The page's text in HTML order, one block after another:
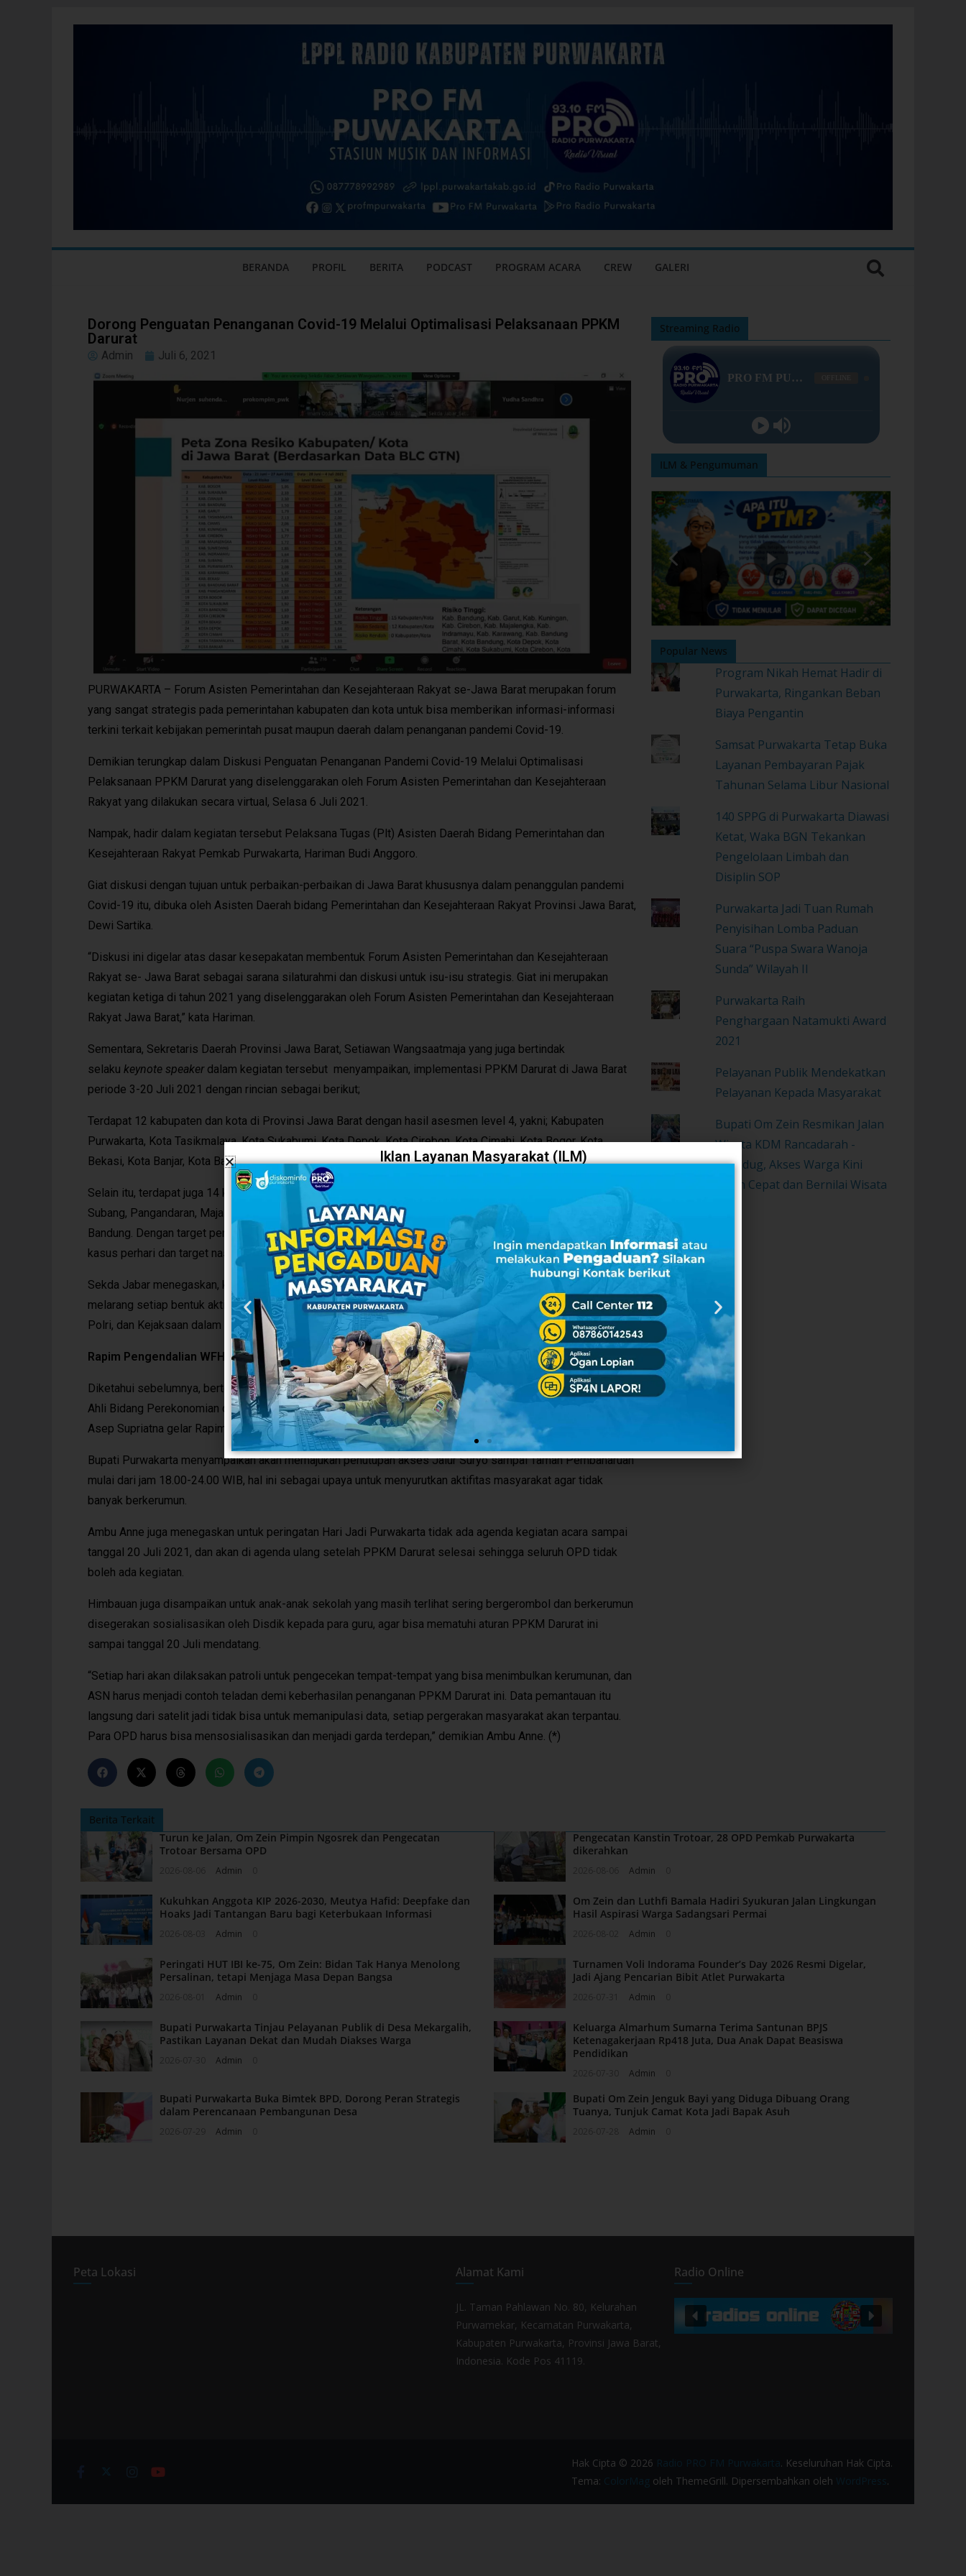
BERANDA PROFIL BERITA PODCAST PROGRAM ACARA CREW GALERI
Dorong Penguatan Penanganan Covid-19 Melalui Optimalisasi Pelaksanaan PPKM
Darurat
Admin Juli 6, 2021
PURWAKARTA – Forum Asisten Pemerintahan dan Kesejahteraan Rakyat se-Jawa Barat merupakan forum
yang sangat strategis pada pemerintahan kabupaten dan kota untuk bisa memberikan informasi-informasi
terkini terkait kebijakan pemerintah pusat maupun daerah dalam penanganan pandemi Covid-19.
Demikian terungkap dalam Diskusi Penguatan Penanganan Pandemi Covid-19 Melalui Optimalisasi
Pelaksanaan PPKM Darurat yang diselenggarakan oleh Forum Asisten Pemerintahan dan Kesejahteraan
Rakyat yang dilakukan secara virtual, Selasa 6 Juli 2021.
Nampak, hadir dalam kegiatan tersebut Pelaksana Tugas (Plt) Asisten Daerah Bidang Pemerintahan dan
Kesejahteraan Rakyat Pemkab Purwakarta, Hariman Budi Anggoro.
Giat diskusi dengan tujuan untuk perbaikan-perbaikan di Jawa Barat khususnya dalam penanggulan pandemi
Covid-19 itu, dibuka oleh Asisten Daerah bidang Pemerintahan dan Kesejahteraan Rakyat Provinsi Jawa Barat,
Dewi Sartika.
“Diskusi ini digelar atas dasar kesepakatan membentuk Forum Asisten Pemerintahan dan Kesejahteraan
Rakyat se- Jawa Barat sebagai sarana silaturahmi dan diskusi untuk isu-isu strategis. Giat ini merupakan
kegiatan ketiga di tahun 2021 yang diselenggarakan oleh Forum Asisten Pemerintahan dan Kesejahteraan
Rakyat Jawa Barat,” kata Hariman.
Sementara, Sekretaris Daerah Provinsi Jawa Barat, Setiawan Wangsaatmaja yang juga bertindak
selaku keynote speakerdalam kegiatan tersebut menyampaikan, implementasi PPKM Darurat di Jawa Barat
periode 3-20 Juli 2021 dengan rincian sebagai berikut;
Terdapat 12 kabupaten dan kota di Provinsi Jawa Barat dengan hasil asesmen level 4, yakni; Kabupaten
Purwakarta, Kota Tasikmalaya, Kota Sukabumi, Kota Depok, Kota Cirebon, Kota Cimahi, Kota Bogor, Kota
Bekasi, Kota Banjar, Kota Bandung, Kabupaten Karawang, dan Kota Bekasi.
Selain itu, terdapat juga 14 kabupaten dan kota dengan hasil asesmen level 3 yakni; Sumedang, Sukabumi,
Subang, Pangandaran, Majalengka, Kuningan, Indramayu, Garut, Cirebon, Cianjur, Ciamis, Bogor, Bandung Barat,
Bandung. Dengan target penurunan kasus konfirmasi untuk Provinsi Jawa Barat sebanyak 1.000 penurunan
kasus perhari dan target nasional 10.000 penurunan kasus perhari.
Sekda Jabar menegaskan, kewenangan Gubernur, Bupati, dan Wali Kota dalam PPKM Darurat ini adalah
melarang setiap bentuk aktivitas atau kegiatan yang dapat menimbulkan kerumunan yang didukung oleh TNI,
Polri, dan Kejaksaan dalam mengoordinasikan dan mengawasi pelaksanaan PPKM Darurat Covid-19.
Rapim Pengendalian WFH
Diketahui sebelumnya, bertempat di Bale Maya Datar, Bupati Purwakarta Anne Ratna Mustika didampingi Staf
Ahli Bidang Perekonomian dan Pembangunan, Hariman Budi Anggoro, Kepala BKPSDM Kabupaten Purwakarta
Asep Supriatna gelar Rapim Terkait Pengendalian WFH melalui video conference.
Bupati Purwakarta menyampaikan akan memajukan penutupan akses Jalur Suryo sampai Taman Pembaharuan
mulai dari jam 18.00-24.00 WIB, hal ini sebagai upaya untuk menyurutkan aktifitas masyarakat agar tidak
banyak berkerumun.
Ambu Anne juga menegaskan untuk peringatan Hari Jadi Purwakarta tidak ada agenda kegiatan acara sampai
tanggal 20 Juli 2021, dan akan di agenda ulang setelah PPKM Darurat selesai sehingga seluruh OPD tidak
boleh ada kegiatan.
Himbauan juga disampaikan untuk anak-anak sekolah yang masih terlihat sering bergerombol dan berkerumun
disegerakan sosialisasikan oleh Disdik kepada para guru, agar bisa mematuhi aturan PPKM Darurat ini
sampai tanggal 20 Juli mendatang.
“Setiap hari akan dilaksakan patroli untuk pengecekan tempat-tempat yang bisa menimbulkan kerumunan, dan
ASN harus menjadi contoh teladan demi keberhasilan penanganan PPKM Darurat ini. Data pemantauan itu
langsung dari satelit jadi tidak bisa untuk memanipulasi data, setiap pergerakan masyarakat akan terpantau.
Para OPD harus bisa mensosialisasikan dan menjadi garda terdepan,” demikian Ambu Anne. (*)
Streaming Radio
ILM & Pengumuman
Popular News
Program Nikah Hemat Hadir di
Purwakarta, Ringankan Beban
Biaya Pengantin
Samsat Purwakarta Tetap Buka
Layanan Pembayaran Pajak
Tahunan Selama Libur Nasional
140 SPPG di Purwakarta Diawasi
Ketat, Waka BGN Tekankan
Pengelolaan Limbah dan
Disiplin SOP
Purwakarta Jadi Tuan Rumah
Penyisihan Lomba Paduan
Suara “Puspa Swara Wanoja
Sunda” Wilayah II
Purwakarta Raih
Penghargaan Natamukti Award
2021
Pelayanan Publik Mendekatkan
Pelayanan Kepada Masyarakat
Bupati Om Zein Resmikan Jalan
Wisata KDM Rancadarah -
Gurudug, Akses Warga Kini
Lebih Cepat dan Bernilai Wisata
Berita Terkait
Turun ke Jalan, Om Zein Pimpin Ngosrek dan Pengecatan
Trotoar Bersama OPD
Admin
Pengecatan Kanstin Trotoar, 28 OPD Pemkab Purwakarta
dikerahkan
Admin
Kukuhkan Anggota KIP 2026-2030, Meutya Hafid: Deepfake dan
Hoaks Jadi Tantangan Baru bagi Keterbukaan Informasi
Admin
Om Zein dan Luthfi Bamala Hadiri Syukuran Jalan Lingkungan
Hasil Aspirasi Warga Sadangsari Permai
Admin
Peringati HUT IBI ke-75, Om Zein: Bidan Tak Hanya Menolong
Persalinan, tetapi Menjaga Masa Depan Bangsa
Admin
Turnamen Voli Indorama Founder’s Day 2026 Resmi Digelar,
Jadi Ajang Pencarian Bibit Atlet Purwakarta
Admin
Bupati Purwakarta Tinjau Pelayanan Publik di Desa Mekargalih,
Pastikan Layanan Dekat dan Mudah Diakses Warga
Admin
Keluarga Almarhum Sumarna Terima Santunan BPJS
Ketenagakerjaan Rp418 Juta, Dua Anak Dapat Beasiswa
Pendidikan
Admin
Bupati Purwakarta Buka Bimtek BPD, Dorong Peran Strategis
dalam Perencanaan Pembangunan Desa
Admin
Bupati Om Zein Jenguk Bayi yang Diduga Dibuang Orang
Tuanya, Tunjuk Camat Kota Jadi Bapak Asuh
Admin
Peta Lokasi Alamat Kami
JL. Taman Pahlawan No. 80, Kelurahan
Purwamekar, Kecamatan Purwakarta,
Kabupaten Purwakarta, Provinsi Jawa Barat,
Indonesia. Kode Pos 41119.
Radio Online
Hak Cipta © 2026 Radio PRO FM Purwakarta. Keseluruhan Hak Cipta.
Tema: ColorMag oleh ThemeGrill. Dipersembahkan oleh WordPress .
Iklan Layanan Masyarakat (ILM)